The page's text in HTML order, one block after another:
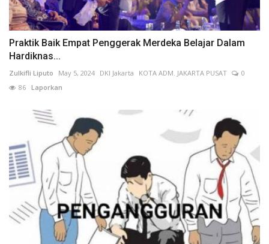
Praktik Baik Empat Penggerak Merdeka Belajar Dalam
Hardiknas...
Zulkifli Liputo May 5, 2024 DKI Jakarta KOTA ADM. JAKARTA PUSAT
0
86 Laporkan